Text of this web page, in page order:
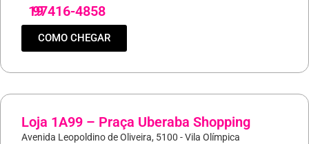
19
97416-4858
COMO CHEGAR
Loja 1A99 – Praça Uberaba Shopping
Avenida Leopoldino de Oliveira, 5100 - Vila Olímpica